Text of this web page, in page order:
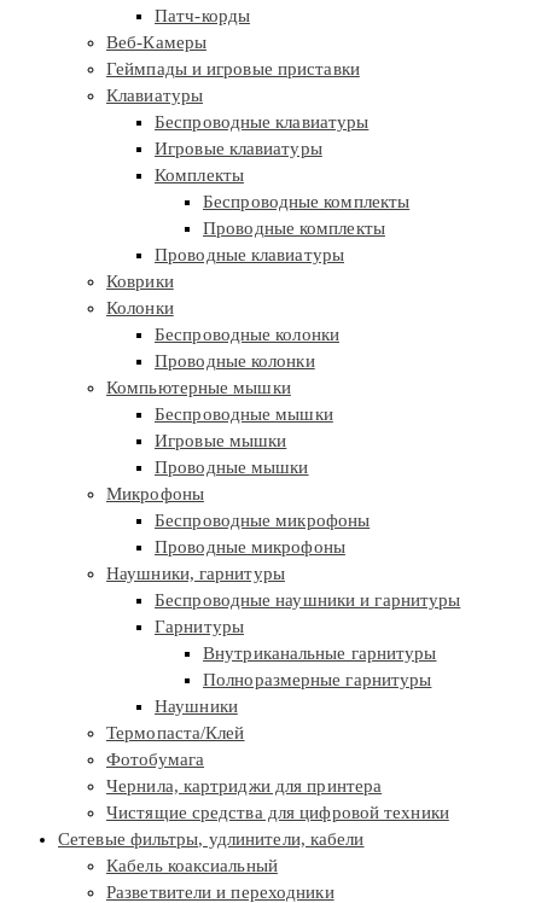
Патч-корды
Веб-Камеры
Геймпады и игровые приставки
Клавиатуры
Беспроводные клавиатуры
Игровые клавиатуры
Комплекты
Беспроводные комплекты
Проводные комплекты
Проводные клавиатуры
Коврики
Колонки
Беспроводные колонки
Проводные колонки
Компьютерные мышки
Беспроводные мышки
Игровые мышки
Проводные мышки
Микрофоны
Беспроводные микрофоны
Проводные микрофоны
Наушники, гарнитуры
Беспроводные наушники и гарнитуры
Гарнитуры
Внутриканальные гарнитуры
Полноразмерные гарнитуры
Наушники
Термопаста/Клей
Фотобумага
Чернила, картриджи для принтера
Чистящие средства для цифровой техники
Сетевые фильтры, удлинители, кабели
Кабель коаксиальный
Разветвители и переходники